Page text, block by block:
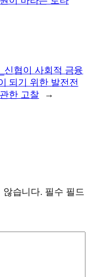
신협이 사회적 금융
되기 위한 발전전
한 고찰
→
않습니다. 필수 필드